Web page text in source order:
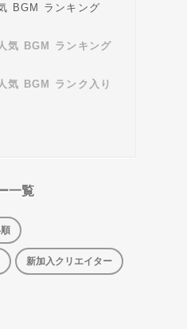
BGM ランキング
気 BGM ランキング
気 BGM ランク入り
一覧
新加入クリエイター